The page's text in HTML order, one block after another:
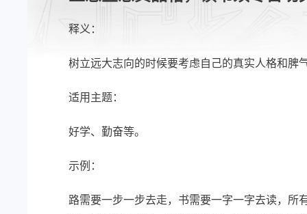
释义：
树立远大志向的时候要考虑自己的真实人格和脾
适用主题：
好学、勤奋等。
示例：
路需要一步一步去走，书需要一字一字去读，所